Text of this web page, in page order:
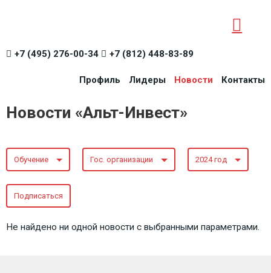
+7 (495) 276-00-34 +7 (812) 448-83-89
Профиль Лидеры Новости Контакты
Новости «Альт-Инвест»
Обучение Гос. организации 2024 год
Подписаться
Не найдено ни одной новости с выбранными параметрами.